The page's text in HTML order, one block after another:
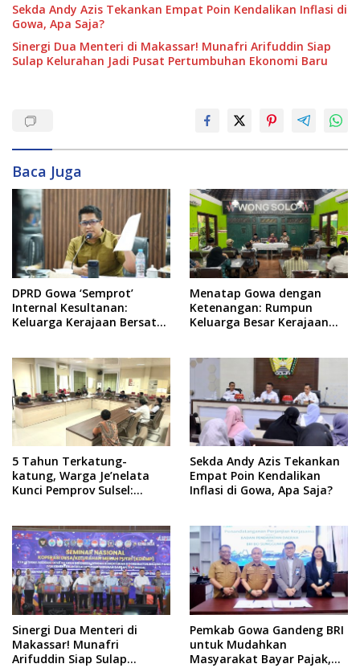
Sekda Andy Azis Tekankan Empat Poin Kendalikan Inflasi di
Gowa, Apa Saja?
Sinergi Dua Menteri di Makassar! Munafri Arifuddin Siap
Sulap Kelurahan Jadi Pusat Pertumbuhan Ekonomi Baru
Baca Juga
DPRD Gowa ‘Semprot’
Internal Kesultanan:
Keluarga Kerajaan Bersatu
Menatap Gowa dengan
Ketenangan: Rumpun
Keluarga Besar Kerajaan
Jalur Musyawarah,
Ingatkan Soal Adat dan
Adab
5 Tahun Terkatung-
katung, Warga Je’nelata
Kunci Pemprov Sulsel:
Sekda Andy Azis Tekankan
Empat Poin Kendalikan
Inflasi di Gowa, Apa Saja?
Sinergi Dua Menteri di
Makassar! Munafri
Arifuddin Siap Sulap
Pemkab Gowa Gandeng BRI
untuk Mudahkan
Masyarakat Bayar Pajak,